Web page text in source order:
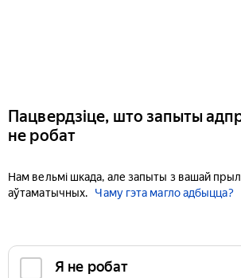
Пацвердзіце, што запыты
не робат
Нам вельмі шкада, але запыты з вашай
аўтаматычных.
Чаму гэта магло адбыцца?
Я не робат